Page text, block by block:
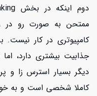
ممتحن به صورت رو
کامپیوتری در کار نیست.
جذابیت بیشتری دارد،
دیگر بسیار استرس زا
کاملا شخصی است و به